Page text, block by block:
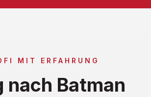
MIT ERFAHRUNG
nach Batman